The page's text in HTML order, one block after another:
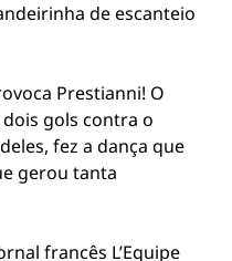
de escanteio
Prestianni! O
gols contra o
fez a dança que
gerou tanta
francês L’Equipe